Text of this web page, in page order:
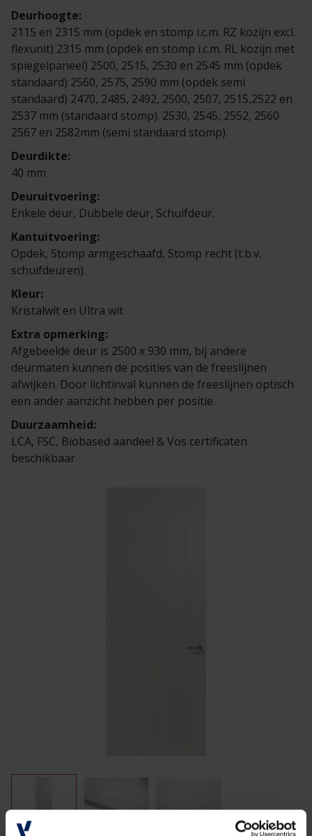
Deurhoogte:
2115 en 2315 mm (opdek en stomp i.c.m. RZ kozijn excl.
flexunit) 2315 mm (opdek en stomp i.c.m. RL kozijn met
spiegelpaneel) 2500, 2515, 2530 en 2545 mm (opdek
standaard) 2560, 2575, 2590 mm (opdek semi
standaard) 2470, 2485, 2492, 2500, 2507, 2515,2522 en
2537 mm (standaard stomp). 2530, 2545, 2552, 2560
2567 en 2582mm (semi standaard stomp).
Deurdikte:
40 mm
Deuruitvoering:
Enkele deur, Dubbele deur, Schuifdeur.
Kantuitvoering:
Opdek, Stomp armgeschaafd, Stomp recht (t.b.v.
schuifdeuren).
Kleur:
Kristalwit en Ultra wit
Extra opmerking:
Afgebeelde deur is 2500 x 930 mm, bij andere
deurmaten kunnen de posities van de freeslijnen
afwijken. Door lichtinval kunnen de freeslijnen optisch
een ander aanzicht hebben per positie.
Duurzaamheid:
LCA, FSC, Biobased aandeel & Vos certificaten
beschikbaar